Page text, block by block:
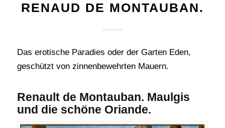
RENAUD DE MONTAUBAN.
Das erotische Paradies oder der Garten Eden,
geschützt von zinnenbewehrten Mauern.
Renault de Montauban. Maulgis
und die schöne Oriande.